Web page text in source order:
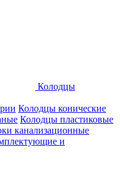
Колодцы
Колодцы конические
Колодцы пластиковые
канализационные
и